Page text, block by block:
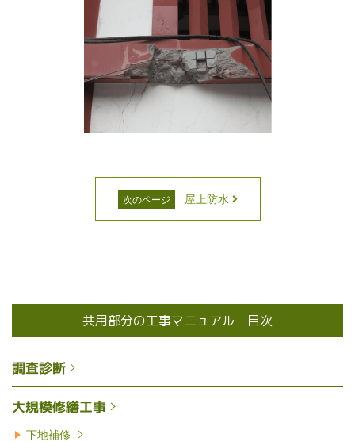
次のページ 屋上防水
共用部分の工事マニュアル 目次
調査診断
大規模修繕工事
下地補修